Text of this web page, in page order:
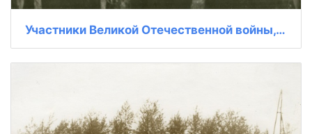
Участники Великой Отечественной войны, ветераны 9-й ГКСД